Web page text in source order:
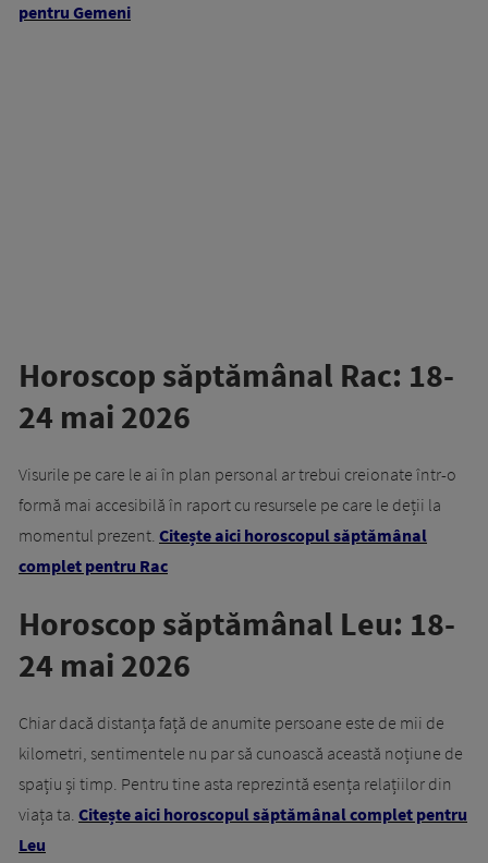
pentru Gemeni
Horoscop săptămânal Rac: 18-
24 mai 2026
Visurile pe care le ai în plan personal ar trebui creionate într-o
formă mai accesibilă în raport cu resursele pe care le deții la
momentul prezent. Citește aici horoscopul săptămânal
complet pentru Rac
Horoscop săptămânal Leu: 18-
24 mai 2026
Chiar dacă distanța față de anumite persoane este de mii de
kilometri, sentimentele nu par să cunoască această noțiune de
spațiu și timp. Pentru tine asta reprezintă esența relațiilor din
viața ta. Citește aici horoscopul săptămânal complet pentru
Leu